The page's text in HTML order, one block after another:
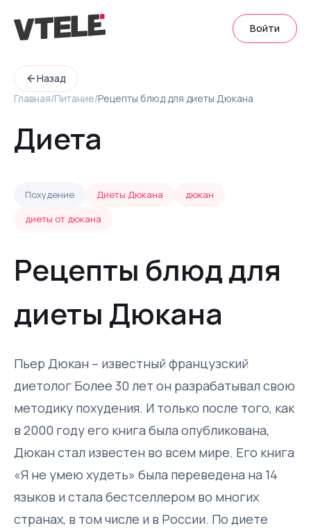
Войти
Назад
Главная/Питание/Рецепты блюд для диеты Дюкана
Диета
Похудение Диеты Дюкана
дюкан
диеты от дюкана
Рецепты блюд для
диеты Дюкана
Пьер Дюкан – известный французский
диетолог Более 30 лет он разрабатывал свою
методику похудения. И только после того, как
в 2000 году его книга была опубликована,
Дюкан стал известен во всем мире. Его книга
«Я не умею худеть» была переведена на 14
языков и стала бестселлером во многих
странах, в том числе и в России. По диете